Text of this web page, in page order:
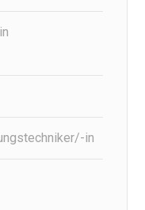
in